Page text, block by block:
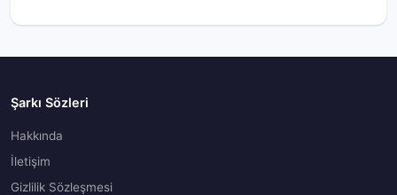
Şarkı Sözleri
Hakkında
İletişim
Gizlilik Sözleşmesi